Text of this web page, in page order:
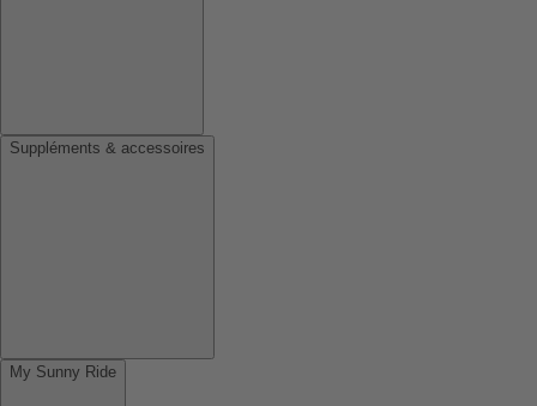
Suppléments & accessoires
My Sunny Ride